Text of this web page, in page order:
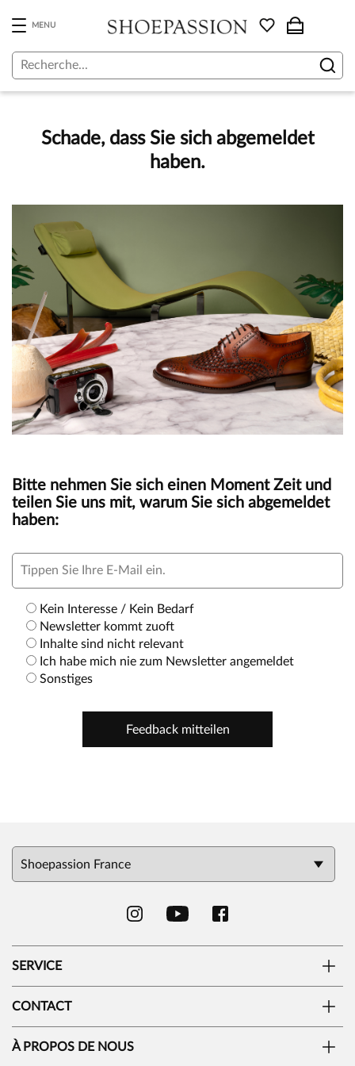
content
MENU
Schade, dass Sie sich abgemeldet
haben.
Bitte nehmen Sie sich einen Moment Zeit und
teilen Sie uns mit, warum Sie sich abgemeldet
haben:
Kein Interesse / Kein Bedarf
Newsletter kommt zuoft
Inhalte sind nicht relevant
Ich habe mich nie zum Newsletter angemeldet
Sonstiges
Feedback mitteilen
SERVICE
CONTACT
À PROPOS DE NOUS